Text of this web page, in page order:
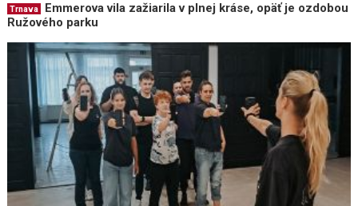
Trnava
Emmerova vila zažiarila v plnej kráse, opäť je ozdobou
Ružového parku